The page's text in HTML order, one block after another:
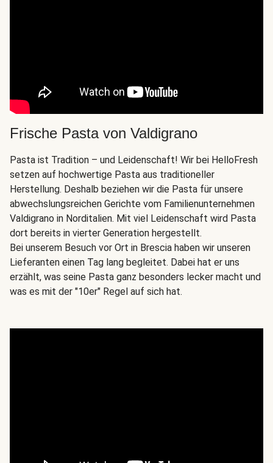
Frische Pasta von Valdigrano
Pasta ist Tradition – und Leidenschaft! Wir bei HelloFresh
setzen auf hochwertige Pasta aus traditioneller
Herstellung. Deshalb beziehen wir die Pasta für unsere
abwechslungsreichen Gerichte vom Familienunternehmen
Valdigrano in Norditalien. Mit viel Leidenschaft wird Pasta
dort bereits in vierter Generation hergestellt.
Bei unserem Besuch vor Ort in Brescia haben wir unseren
Lieferanten einen Tag lang begleitet. Dabei hat er uns
erzählt, was seine Pasta ganz besonders lecker macht und
was es mit der "10er" Regel auf sich hat.